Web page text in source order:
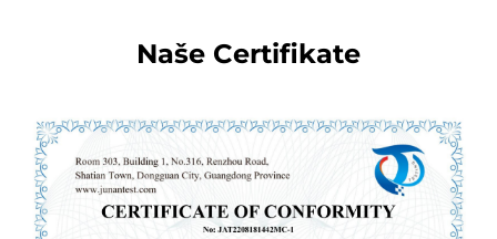
Naše Certifikate